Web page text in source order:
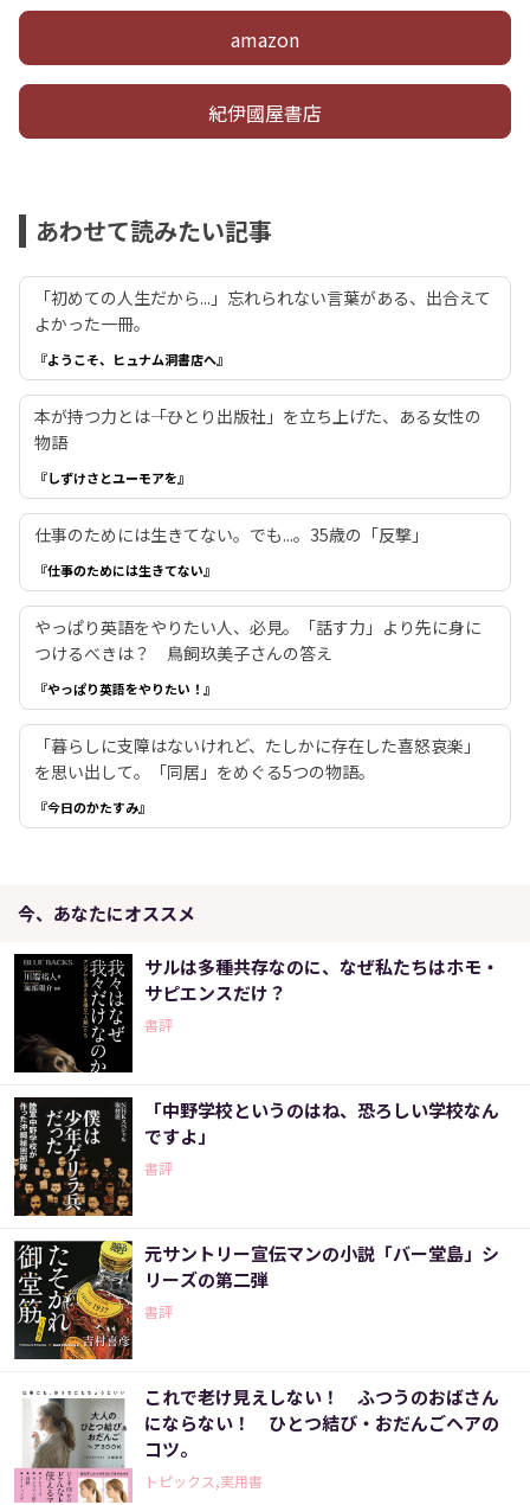
amazon
紀伊國屋書店
あわせて読みたい記事
「初めての人生だから...」忘れられない言葉がある、出合えて
よかった一冊。
『ようこそ、ヒュナム洞書店へ』
本が持つ力とは――「ひとり出版社」を立ち上げた、ある女性の
物語
『しずけさとユーモアを』
仕事のためには生きてない。でも...。35歳の「反撃」
『仕事のためには生きてない』
やっぱり英語をやりたい人、必見。「話す力」より先に身に
つけるべきは？ 鳥飼玖美子さんの答え
『やっぱり英語をやりたい！』
「暮らしに支障はないけれど、たしかに存在した喜怒哀楽」
を思い出して。「同居」をめぐる5つの物語。
『今日のかたすみ』
今、あなたにオススメ
サルは多種共存なのに、なぜ私たちはホモ・
サピエンスだけ？
書評
「中野学校というのはね、恐ろしい学校なん
ですよ」
書評
元サントリー宣伝マンの小説「バー堂島」シ
リーズの第二弾
書評
これで老け見えしない！ ふつうのおばさん
にならない！ ひとつ結び・おだんごヘアの
コツ。
トピックス,実用書